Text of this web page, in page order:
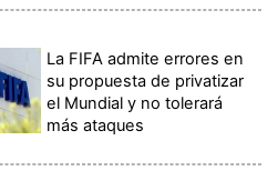
La FIFA admite errores en
su propuesta de privatizar
el Mundial y no tolerará
más ataques